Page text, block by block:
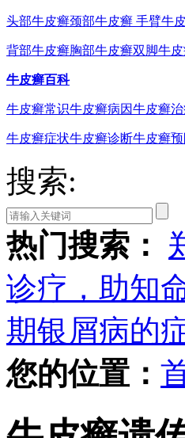
头部牛皮癣颈部牛皮癣 手臂牛
背部牛皮癣胸部牛皮癣双脚牛
牛皮癣百科
牛皮癣常识牛皮癣病因牛皮癣治
牛皮癣症状牛皮癣诊断牛皮癣
搜索:
热门搜索：
诊疗，助知
期银屑病的
您的位置：